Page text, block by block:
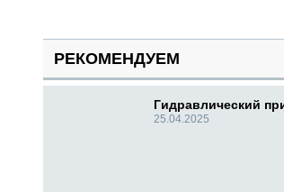
РЕКОМЕНДУЕМ
Гидравлический
25.04.2025